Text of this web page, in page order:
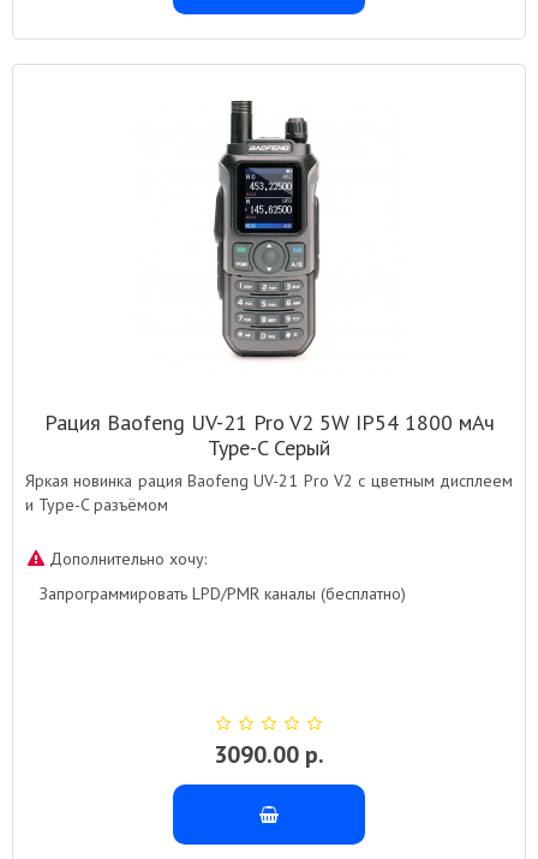
Рация Baofeng UV-21 Pro V2 5W IP54 1800 мАч
Type-C Серый
Яркая новинка рация Baofeng UV-21 Pro V2 с цветным дисплеем
и Type-C разъёмом
Дополнительно хочу:
Запрограммировать LPD/PMR каналы (бесплатно)
3090.00 р.